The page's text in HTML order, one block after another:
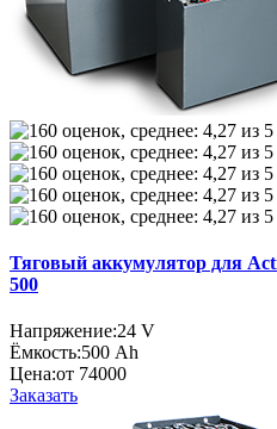
Тяговый аккумулятор для
500
Напряжение:24 V
Ёмкость:500 Ah
Цена:от 74000
Заказать